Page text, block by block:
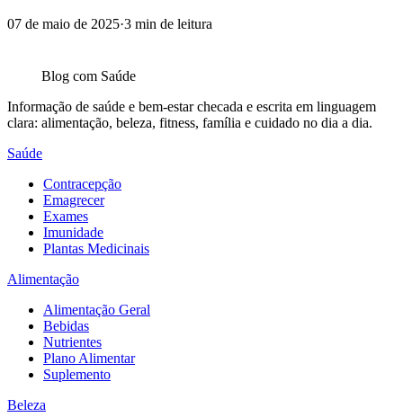
07 de maio de 2025·3 min de leitura
Blog com Saúde
Informação de saúde e bem-estar checada e escrita em linguagem
clara: alimentação, beleza, fitness, família e cuidado no dia a dia.
Saúde
Contracepção
Emagrecer
Exames
Imunidade
Plantas Medicinais
Alimentação
Alimentação Geral
Bebidas
Nutrientes
Plano Alimentar
Suplemento
Beleza